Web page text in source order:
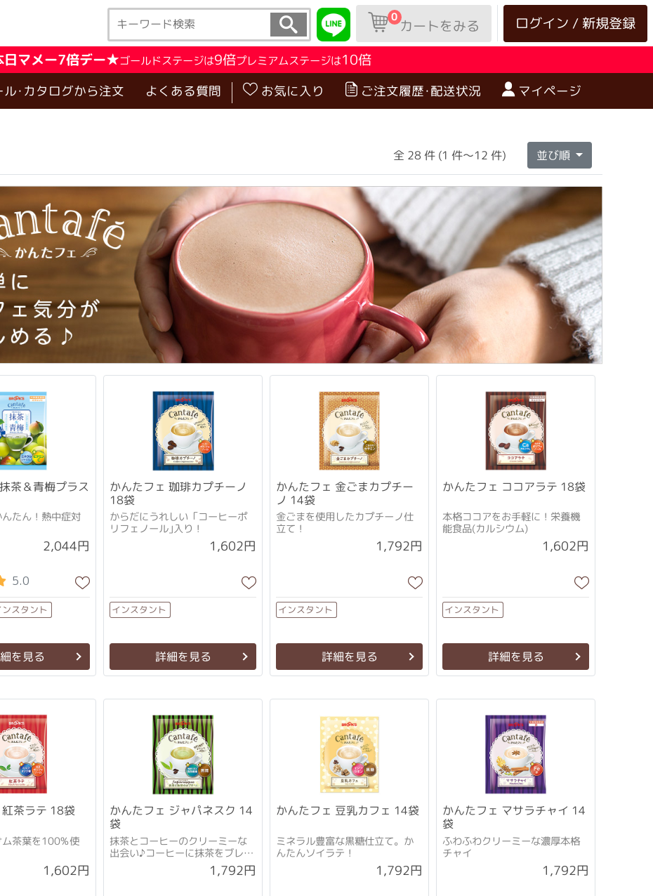
ログイン / 新規登録
0カートをみる
日マメー7倍デー★ゴールドステージは9倍プレミアムステージは10倍
･カタログから注文 よくある質問 お気に入り ご注文履歴･配送状況 マイページ
全 28 件 (1 件～12 件) 並び順
茶＆青梅プラス
たん！熱中症対
2,044円
5.0
ンスタント
を見る
かんたフェ 珈琲カプチーノ
18袋
からだにうれしい「コーヒーポ
リフェノール｣入り！
1,602円
インスタント
詳細を見る
かんたフェ 金ごまカプチー
ノ 14袋
金ごまを使用したカプチーノ仕
立て！
1,792円
インスタント
詳細を見る
かんたフェ ココアラテ 18袋
本格ココアをお手軽に！栄養機
能食品(カルシウム)
1,602円
インスタント
詳細を見る
茶ラテ 18袋
ム茶葉を100%使
1,602円
かんたフェ ジャパネスク 14
袋
抹茶とコーヒーのクリーミーな
出会い♪コーヒーに抹茶をブレン
1,792円
かんたフェ 豆乳カフェ 14袋
ミネラル豊富な黒糖仕立て。か
んたんソイラテ！
1,792円
かんたフェ マサラチャイ 14
袋
ふわふわクリーミーな濃厚本格
チャイ
1,792円